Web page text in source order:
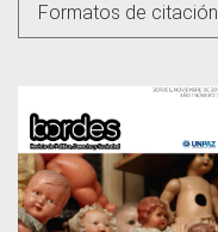
Formatos de citación